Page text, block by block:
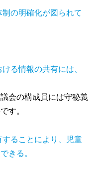
の明確化が図られて
る情報の共有には、
会の構成員には守秘義
す。
ることにより、児童
きる。